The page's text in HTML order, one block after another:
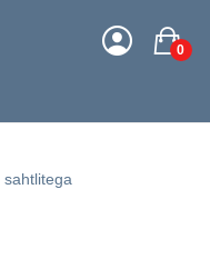
0
sahtlitega